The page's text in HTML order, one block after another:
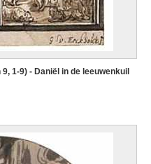
1-9) - Daniël in de leeuwenkuil